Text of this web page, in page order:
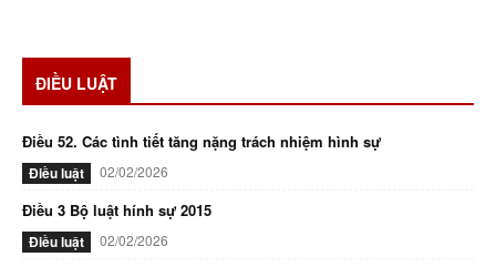
ĐIỀU LUẬT
Điều 52. Các tình tiết tăng nặng trách nhiệm hình sự
Điều luật 02/02/2026
Điều 3 Bộ luật hính sự 2015
Điều luật 02/02/2026